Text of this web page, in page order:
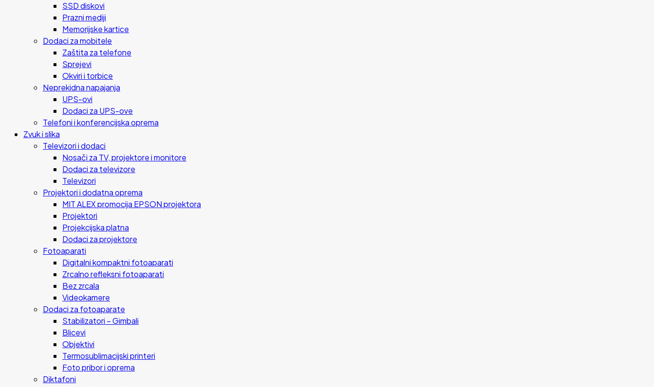
SSD diskovi
Prazni mediji
Memorijske kartice
Dodaci za mobitele
Zaštita za telefone
Sprejevi
Okviri i torbice
Neprekidna napajanja
UPS-ovi
Dodaci za UPS-ove
Telefoni i konferencijska oprema
Zvuk i slika
Televizori i dodaci
Nosači za TV, projektore i monitore
Dodaci za televizore
Televizori
Projektori i dodatna oprema
MIT ALEX promocija EPSON projektora
Projektori
Projekcijska platna
Dodaci za projektore
Fotoaparati
Digitalni kompaktni fotoaparati
Zrcalno refleksni fotoaparati
Bez zrcala
Videokamere
Dodaci za fotoaparate
Stabilizatori – Gimbali
Blicevi
Objektivi
Termosublimacijski printeri
Foto pribor i oprema
Diktafoni